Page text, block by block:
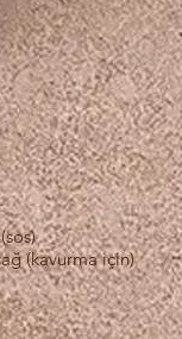
(kavurma için)